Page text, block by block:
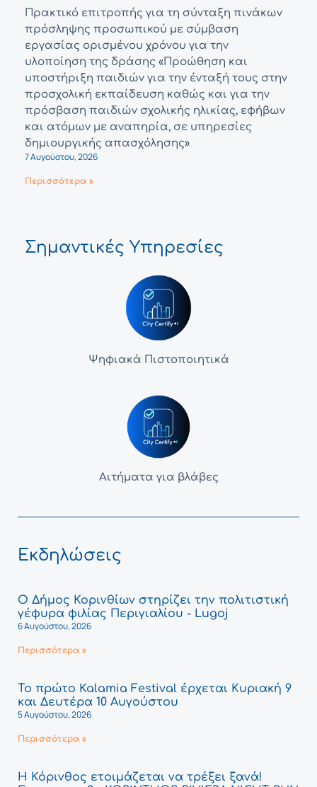
Πρακτικό επιτροπής για τη σύνταξη πινάκων
πρόσληψης προσωπικού με σύμβαση
εργασίας ορισμένου χρόνου για την
υλοποίηση της δράσης «Προώθηση και
υποστήριξη παιδιών για την ένταξή τους στην
προσχολική εκπαίδευση καθώς και για την
πρόσβαση παιδιών σχολικής ηλικίας, εφήβων
και ατόμων με αναπηρία, σε υπηρεσίες
δημιουργικής απασχόλησης»
7 Αυγούστου, 2026
Περισσότερα »
Σημαντικές Υπηρεσίες
Ψηφιακά Πιστοποιητικά
Αιτήματα για βλάβες
Εκδηλώσεις
Ο Δήμος Κορινθίων στηρίζει την πολιτιστική
γέφυρα φιλίας Περιγιαλίου - Lugoj
6 Αυγούστου, 2026
Περισσότερα »
Το πρώτο Kalamia Festival έρχεται Κυριακή 9
και Δευτέρα 10 Αυγούστου
5 Αυγούστου, 2026
Περισσότερα »
Η Κόρινθος ετοιμάζεται να τρέξει ξανά!